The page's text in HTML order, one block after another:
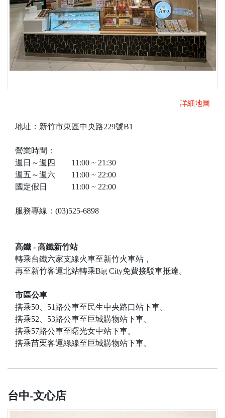
詳細地圖
地址：新竹市東區中央路229號B1
營業時間：
週日～週四 11:00 ~ 21:30
週五～週六 11:00 ~ 22:00
國定假日 11:00 ~ 22:00
服務專線：(03)525-6898
高鐵 - 高鐵新竹站
轉乘台鐵六家支線火車至新竹火車站，
再至新竹客運北站轉乘Big City免費接駁車抵達。
市區公車
搭乘50、51路公車至民生中央路口站下車。
搭乘52、53路公車至巨城購物站下車。
搭乘57路公車至曙光女中站下車。
搭乘苗栗客運綠線至巨城購物站下車。
台中-文心店